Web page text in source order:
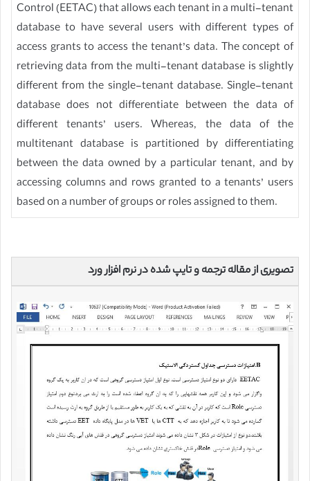
Control (EETAC) that allows each tenant in a multi-tenant
database to have several users with different types of
access grants to access the tenant’s data. The concept of
retrieving data from the multi-tenant database is slightly
different from the single-tenant database. Single-tenant
database does not differentiate between the data of
different tenants’ users. Whereas, the data of the
multitenant database is partitioned by differentiating
between the data owned by a particular tenant, and by
accessing columns and rows granted to a tenants’ users
based on a number of groups or roles assigned to them.
تصویری از مقاله ترجمه و تایپ شده در نرم افزار ورد